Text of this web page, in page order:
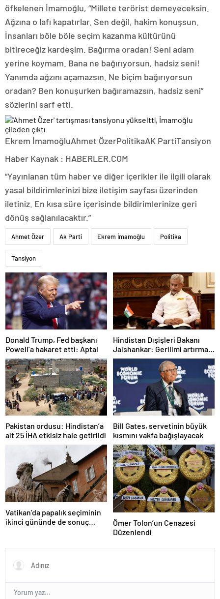
öfkelenen İmamoğlu, “Millete terörist demeyeceksin.
Ağzına o lafı kapatırlar. Sen değil, hakim konuşsun.
İnsanları böle böle seçim kazanma kültürünü
bitireceğiz kardeşim. Bağırma oradan! Seni adam
yerine koymam. Bana ne bağırıyorsun, hadsiz seni!
Yanımda ağzını açamazsın. Ne biçim bağırıyorsun
oradan? Ben konuşurken bağıramazsın, hadsiz seni”
sözlerini sarf etti.
Ekrem İmamoğluAhmet ÖzerPolitikaAK PartiTansiyon
Haber Kaynak : HABERLER.COM
“Yayınlanan tüm haber ve diğer içerikler ile ilgili olarak
yasal bildirimlerinizi bize iletişim sayfası üzerinden
iletiniz. En kısa süre içerisinde bildirimlerinize geri
dönüş sağlanılacaktır.”
Ahmet Özer Ak Parti Ekrem İmamoğlu Politika
Tansiyon
Donald Trump, Fed başkanı
Powell’a hakaret etti: Aptal
Hindistan Dışişleri Bakanı
Jaishankar: Gerilimi artırmak
gibi bir niyetimiz yok
Pakistan ordusu: Hindistan’a
ait 25 İHA etkisiz hale getirildi
Bill Gates, servetinin büyük
kısmını vakfa bağışlayacak
Vatikan’da papalık seçiminin
ikinci gününde de sonuç
Ömer Tolon’un Cenazesi
Düzenlendi